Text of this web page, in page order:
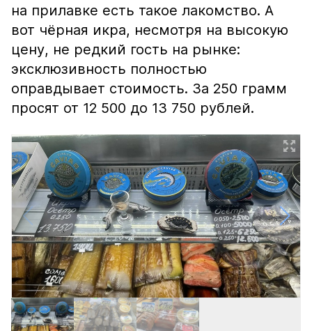
на прилавке есть такое лакомство. А
вот чёрная икра, несмотря на высокую
цену, не редкий гость на рынке:
эксклюзивность полностью
оправдывает стоимость. За 250 грамм
просят от 12 500 до 13 750 рублей.